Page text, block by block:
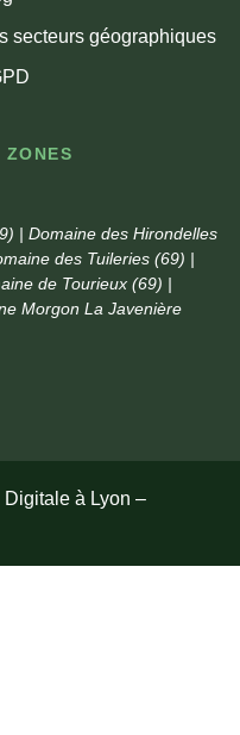
secteurs géographiques
ZONES
| Domaine des Hirondelles
des Tuileries (69) |
de Tourieux (69) |
Morgon La Javenière
à Lyon –